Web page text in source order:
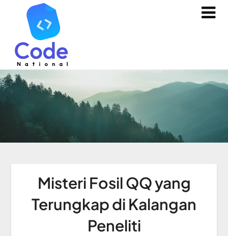
Misteri Fosil QQ yang
Terungkap di Kalangan
Peneliti